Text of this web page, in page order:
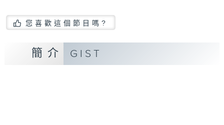
您喜歡這個節目嗎?
簡介 GIST